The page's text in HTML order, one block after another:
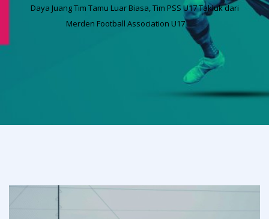
Daya Juang Tim Tamu Luar Biasa, Tim PSS U17 Takluk dari
Merden Football Association U17